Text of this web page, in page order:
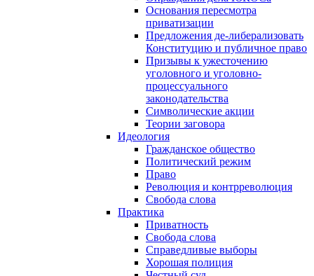
Основания пересмотра
приватизации
Предложения де-либерализовать
Конституцию и публичное право
Призывы к ужесточению
уголовного и уголовно-
процессуального
законодательства
Символические акции
Теории заговора
Идеология
Гражданское общество
Политический режим
Право
Революция и контрреволюция
Свобода слова
Практика
Приватность
Свобода слова
Справедливые выборы
Хорошая полиция